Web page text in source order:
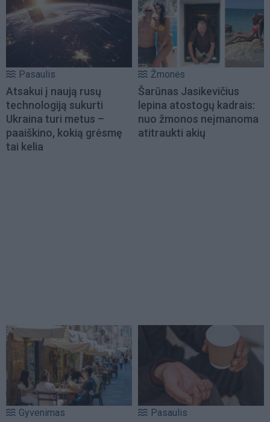
Pasaulis
Atsakui į naują rusų
technologiją sukurti
Ukraina turi metus –
paaiškino, kokią grėsmę
tai kelia
Žmonės
Šarūnas Jasikevičius
lepina atostogų kadrais:
nuo žmonos neįmanoma
atitraukti akių
Gyvenimas Pasaulis